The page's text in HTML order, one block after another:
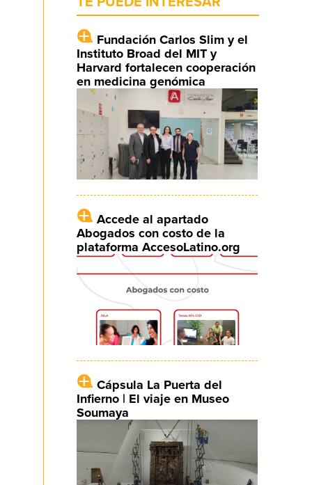
Fundación Carlos Slim y el
Instituto Broad del MIT y
Harvard fortalecen cooperación
en medicina genómica
Accede al apartado
Abogados con costo de la
plataforma AccesoLatino.org
Cápsula La Puerta del
Infierno | El viaje en Museo
Soumaya